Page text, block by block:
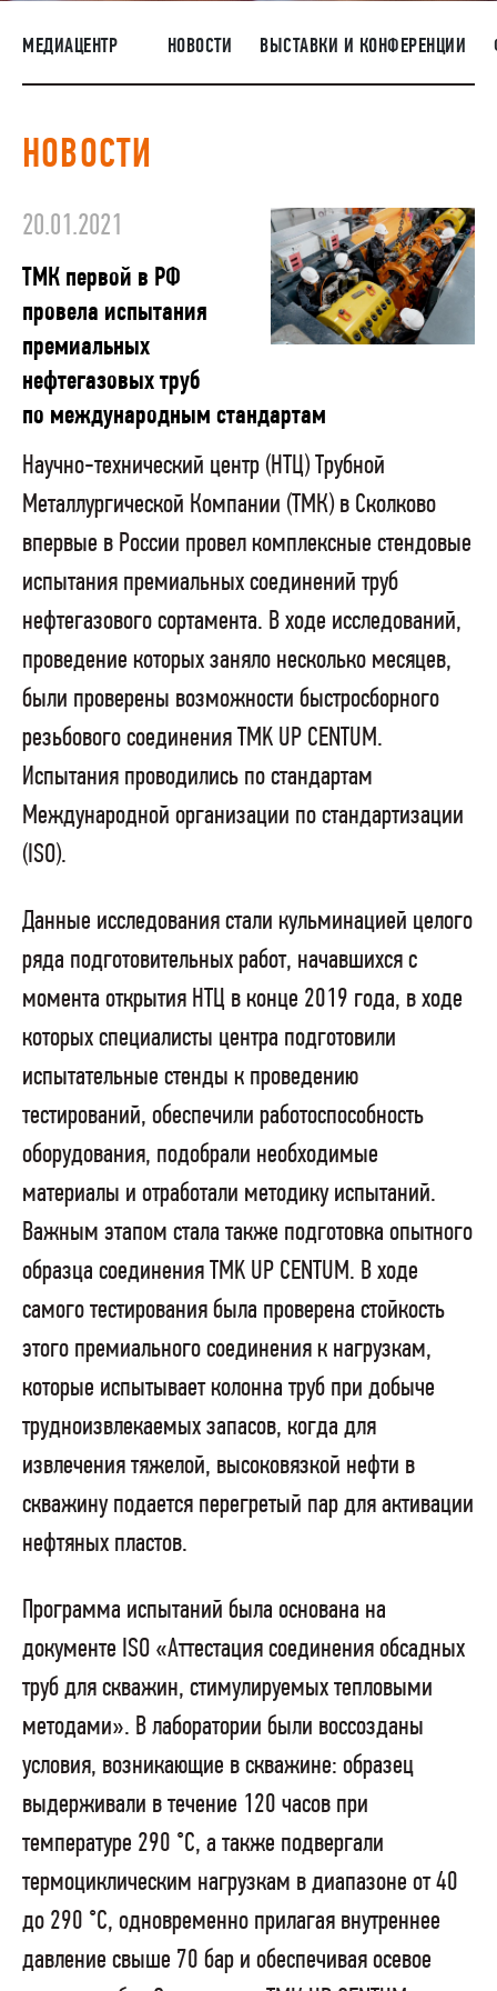
ПОСТАВЩИКАМ
R&D
КОРПОРАТИВНЫЙ УНИВЕРСИТЕТ TMK2U
КОМПЛАЕНС
МЕДИАЦЕНТР НОВОСТИ ВЫСТАВКИ И КОНФЕРЕНЦИИ
НОВОСТИ
20.01.2021
ТМК первой в РФ
провела испытания
премиальных
нефтегазовых труб
по международным стандартам
Научно-технический центр (НТЦ) Трубной
Металлургической Компании (ТМК) в Сколково
впервые в России провел комплексные стендовые
испытания премиальных соединений труб
нефтегазового сортамента. В ходе исследований,
проведение которых заняло несколько месяцев,
были проверены возможности быстросборного
резьбового соединения TMK UP CENTUM.
Испытания проводились по стандартам
Международной организации по стандартизации
(ISO).
Данные исследования стали кульминацией целого
ряда подготовительных работ, начавшихся с
момента открытия НТЦ в конце 2019 года, в ходе
которых специалисты центра подготовили
испытательные стенды к проведению
тестирований, обеспечили работоспособность
оборудования, подобрали необходимые
материалы и отработали методику испытаний.
Важным этапом стала также подготовка опытного
образца соединения TMK UP CENTUM. В ходе
самого тестирования была проверена стойкость
этого премиального соединения к нагрузкам,
которые испытывает колонна труб при добыче
трудноизвлекаемых запасов, когда для
извлечения тяжелой, высоковязкой нефти в
скважину подается перегретый пар для активации
нефтяных пластов.
Программа испытаний была основана на
документе ISO «Аттестация соединения обсадных
труб для скважин, стимулируемых тепловыми
методами». В лаборатории были воссозданы
условия, возникающие в скважине: образец
выдерживали в течение 120 часов при
температуре 290 °С, а также подвергали
термоциклическим нагрузкам в диапазоне от 40
до 290 °С, одновременно прилагая внутреннее
давление свыше 70 бар и обеспечивая осевое